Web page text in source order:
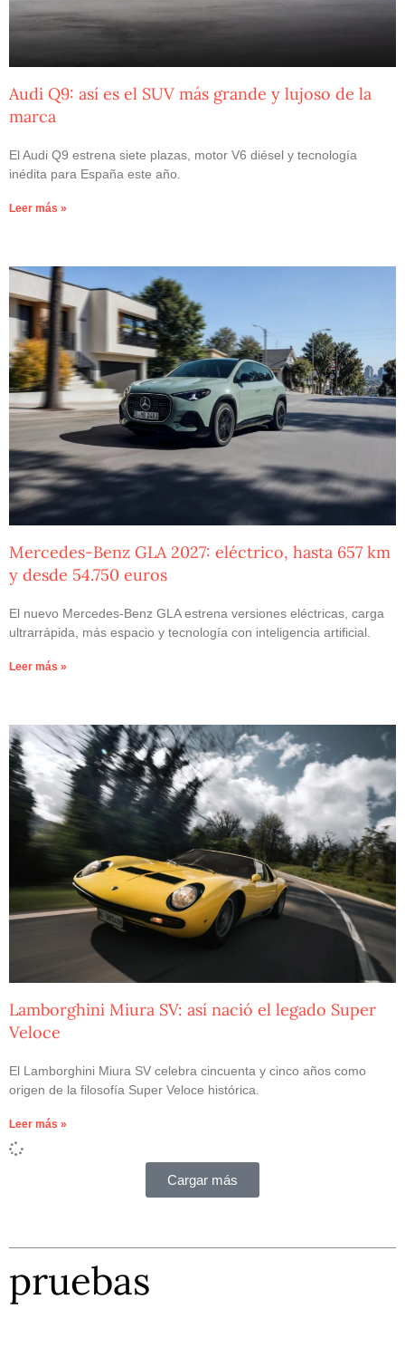
Audi Q9: así es el SUV más grande y lujoso de la
marca
El Audi Q9 estrena siete plazas, motor V6 diésel y tecnología
inédita para España este año.
Leer más »
Mercedes-Benz GLA 2027: eléctrico, hasta 657 km
y desde 54.750 euros
El nuevo Mercedes-Benz GLA estrena versiones eléctricas, carga
ultrarrápida, más espacio y tecnología con inteligencia artificial.
Leer más »
Lamborghini Miura SV: así nació el legado Super
Veloce
El Lamborghini Miura SV celebra cincuenta y cinco años como
origen de la filosofía Super Veloce histórica.
Leer más »
Cargar más
pruebas